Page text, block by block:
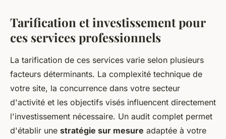
Tarification et investissement pour
ces services professionnels
La tarification de ces services varie selon plusieurs
facteurs déterminants. La complexité technique de
votre site, la concurrence dans votre secteur
d'activité et les objectifs visés influencent directement
l'investissement nécessaire. Un audit complet permet
d'établir une stratégie sur mesure adaptée à votre